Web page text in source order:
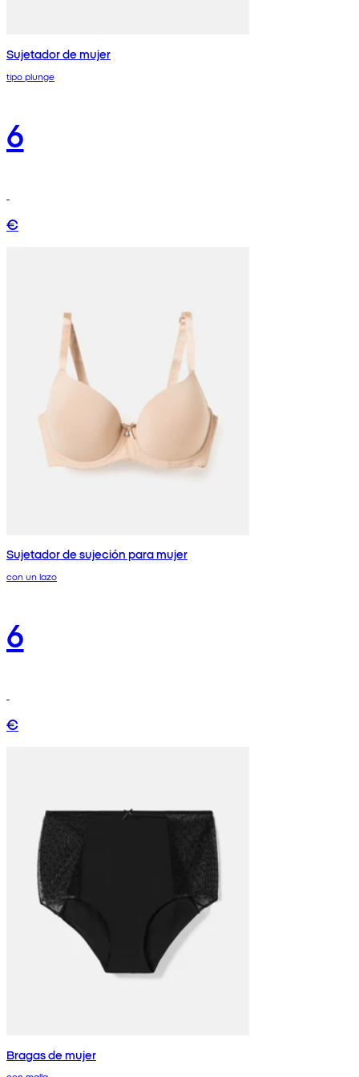
Sujetador de mujer
tipo plunge
6
€
Sujetador de sujeción para mujer
con un lazo
6
€
Bragas de mujer